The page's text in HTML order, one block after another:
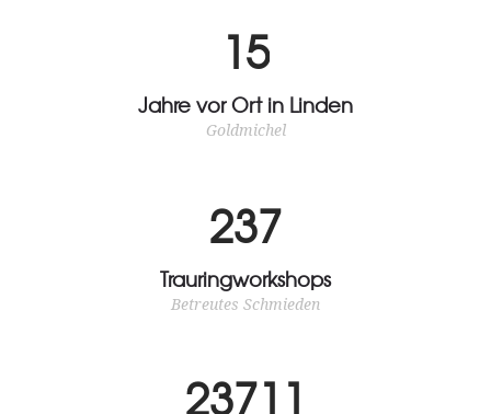
Mittagsschlaf auf der Tagesordnung steht.
15
Jahre vor Ort in Linden
Goldmichel
237
Trauringworkshops
Betreutes Schmieden
2371 1